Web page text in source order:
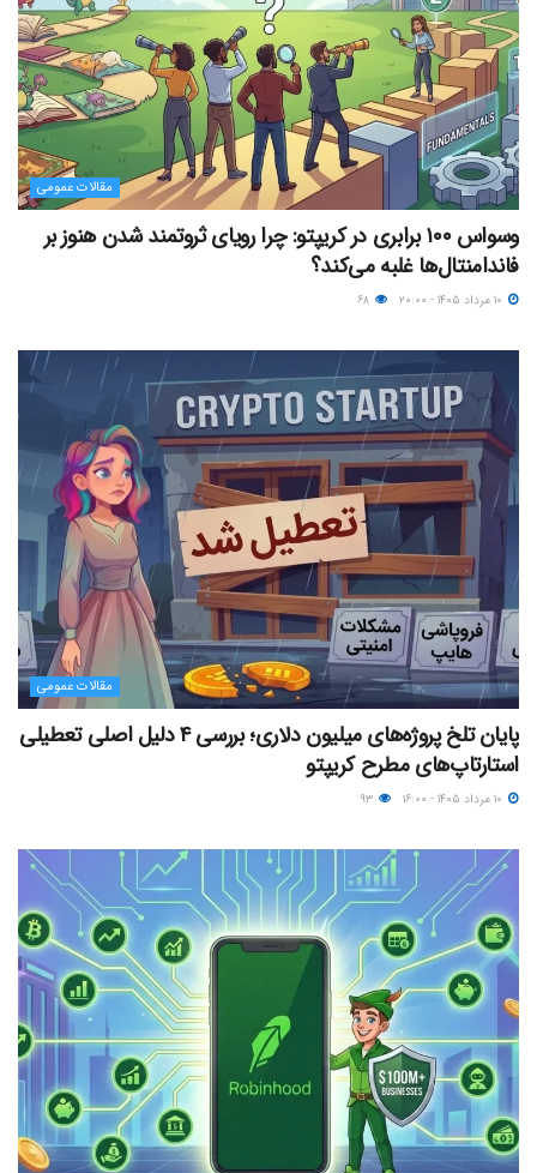
مقالات عمومی
وسواس ۱۰۰ برابری در کریپتو: چرا رویای ثروتمند شدن هنوز بر
فاندامنتال‌ها غلبه می‌کند؟
مقالات عمومی
پایان تلخ پروژه‌های میلیون دلاری؛ بررسی ۴ دلیل اصلی تعطیلی
استارتاپ‌های مطرح کریپتو